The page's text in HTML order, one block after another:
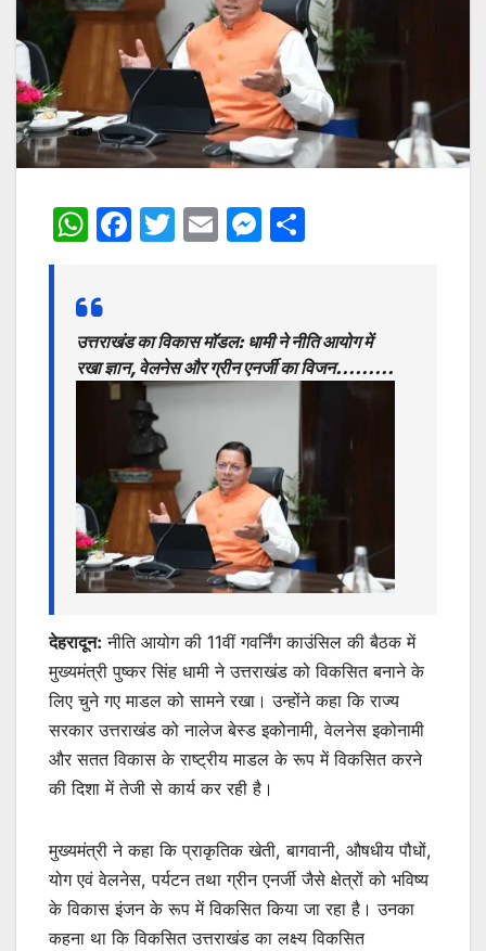
W
at
s
A
p
F
e
b
o
o
k
T
er
E
l
M
s
e
n
er
e
उत्तराखंड का विकास मॉडल: धामी ने नीति आयोग में
रखा ज्ञान, वेलनेस और ग्रीन एनर्जी का विजन………
देहरादून: नीति आयोग की 11वीं गवर्निंग काउंसिल की बैठक में
मुख्यमंत्री पुष्कर सिंह धामी ने उत्तराखंड को विकसित बनाने के
लिए चुने गए माडल को सामने रखा। उन्होंने कहा कि राज्य
सरकार उत्तराखंड को नालेज बेस्ड इकोनामी, वेलनेस इकोनामी
और सतत विकास के राष्ट्रीय माडल के रूप में विकसित करने
की दिशा में तेजी से कार्य कर रही है।
मुख्यमंत्री ने कहा कि प्राकृतिक खेती, बागवानी, औषधीय पौधों,
योग एवं वेलनेस, पर्यटन तथा ग्रीन एनर्जी जैसे क्षेत्रों को भविष्य
के विकास इंजन के रूप में विकसित किया जा रहा है। उनका
कहना था कि विकसित उत्तराखंड का लक्ष्य विकसित